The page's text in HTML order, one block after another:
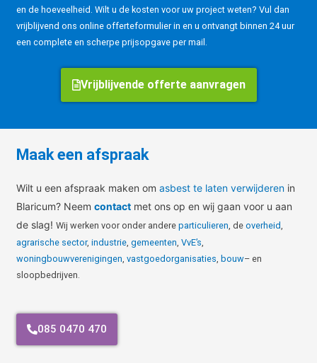
en de hoeveelheid. Wilt u de kosten voor uw project weten? Vul dan
vrijblijvend ons online offerteformulier in en u ontvangt binnen 24 uur
een complete en scherpe prijsopgave per mail.
Vrijblijvende offerte aanvragen
Maak een afspraak
Wilt u een afspraak maken om asbest te laten verwijderenin
Blaricum? Neem contactmet ons op en wij gaan voor u aan
de slag! Wij werken voor onder andere particulieren, de overheid,
agrarische sector, industrie, gemeenten, VvE’s,
woningbouwverenigingen, vastgoedorganisaties, bouw– en
sloopbedrijven.
085 0470 470